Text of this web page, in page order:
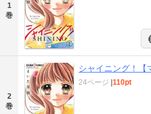
1
巻
2
巻
シャイニング！【
24ページ |110pt